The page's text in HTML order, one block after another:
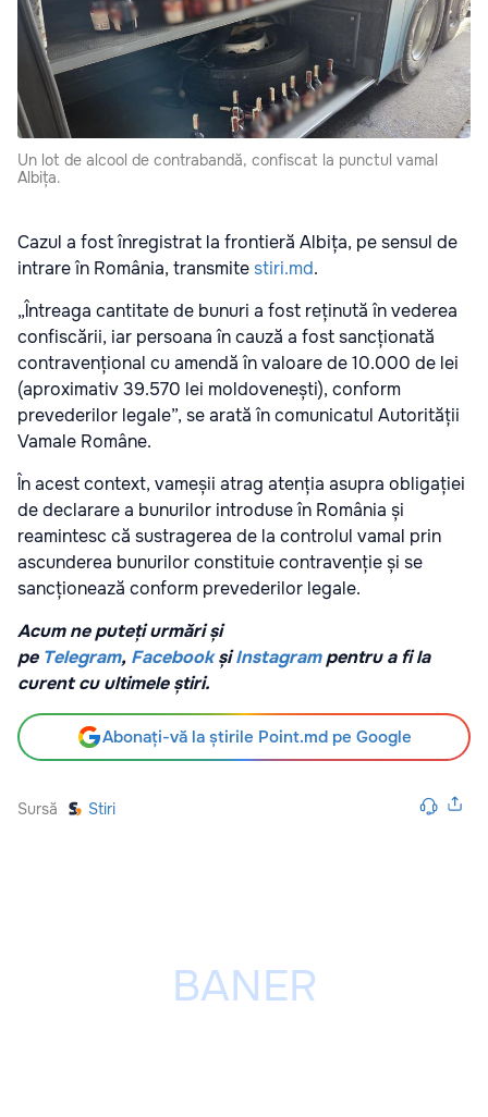
Un lot de alcool de contrabandă, confiscat la punctul vamal
Albița.
Cazul a fost înregistrat la frontieră Albița, pe sensul de
intrare în România, transmitestiri.md.
„Întreaga cantitate de bunuri a fost reținută în vederea
confiscării, iar persoana în cauză a fost sancționată
contravențional cu amendă în valoare de 10.000 de lei
(aproximativ 39.570 lei moldovenești), conform
prevederilor legale”, se arată în comunicatul Autorității
Vamale Române.
În acest context, vameșii atrag atenția asupra obligației
de declarare a bunurilor introduse în România și
reamintesc că sustragerea de la controlul vamal prin
ascunderea bunurilor constituie contravenție și se
sancționează conform prevederilor legale.
Acum ne puteți urmări și
pe Telegram, Facebook șiInstagrampentru a fi la
curent cu ultimele știri.
Abonați-vă la știrile Point.md pe Google
Sursă Stiri